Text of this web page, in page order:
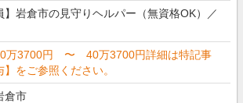
】岩倉市の見守りヘルパー（無資格OK）／
万3700円 〜 40万3700円詳細は特記事
】をご参照ください。
倉市